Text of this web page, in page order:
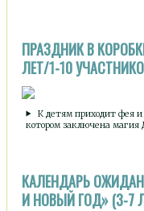
ПРАЗДНИК В
ЛЕТ/1-10
К детям приходит фея
котором заключена магия
КАЛЕНДАРЬ
И НОВЫЙ ГОД» (3-7